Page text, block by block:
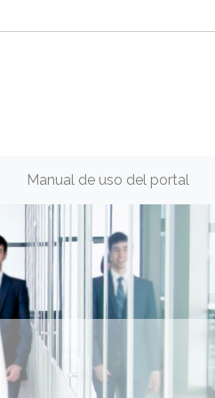
Manual de uso del portal